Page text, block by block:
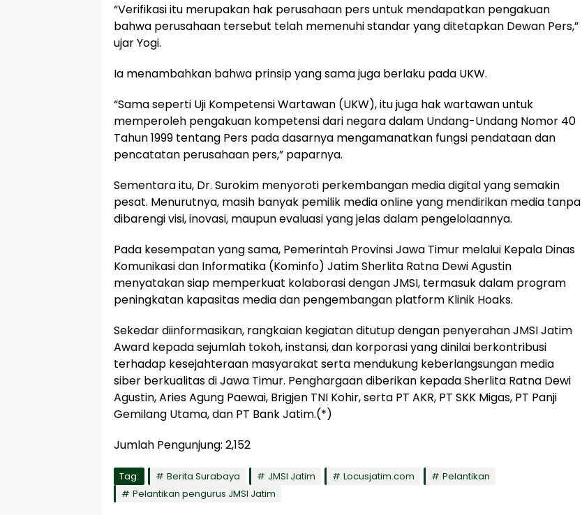
“Verifikasi itu merupakan hak perusahaan pers untuk mendapatkan pengakuan
bahwa perusahaan tersebut telah memenuhi standar yang ditetapkan Dewan Pers,”
ujar Yogi.
Ia menambahkan bahwa prinsip yang sama juga berlaku pada UKW.
“Sama seperti Uji Kompetensi Wartawan (UKW), itu juga hak wartawan untuk
memperoleh pengakuan kompetensi dari negara dalam Undang-Undang Nomor 40
Tahun 1999 tentang Pers pada dasarnya mengamanatkan fungsi pendataan dan
pencatatan perusahaan pers,” paparnya.
Sementara itu, Dr. Surokim menyoroti perkembangan media digital yang semakin
pesat. Menurutnya, masih banyak pemilik media online yang mendirikan media tanpa
dibarengi visi, inovasi, maupun evaluasi yang jelas dalam pengelolaannya.
Pada kesempatan yang sama, Pemerintah Provinsi Jawa Timur melalui Kepala Dinas
Komunikasi dan Informatika (Kominfo) Jatim Sherlita Ratna Dewi Agustin
menyatakan siap memperkuat kolaborasi dengan JMSI, termasuk dalam program
peningkatan kapasitas media dan pengembangan platform Klinik Hoaks.
Sekedar diinformasikan, rangkaian kegiatan ditutup dengan penyerahan JMSI Jatim
Award kepada sejumlah tokoh, instansi, dan korporasi yang dinilai berkontribusi
terhadap kesejahteraan masyarakat serta mendukung keberlangsungan media
siber berkualitas di Jawa Timur. Penghargaan diberikan kepada Sherlita Ratna Dewi
Agustin, Aries Agung Paewai, Brigjen TNI Kohir, serta PT AKR, PT SKK Migas, PT Panji
Gemilang Utama, dan PT Bank Jatim.(*)
Jumlah Pengunjung: 2,152
Tag: Berita Surabaya JMSI Jatim Locusjatim.com
Pelantikan
Pelantikan pengurus JMSI Jatim